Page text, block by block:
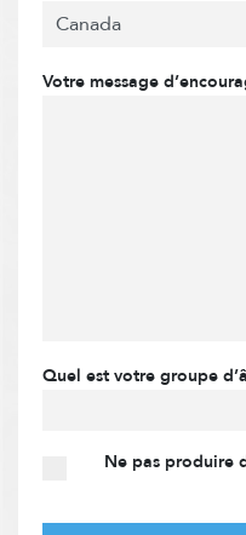
Votre message
Quel est votre groupe
Ne pas produire